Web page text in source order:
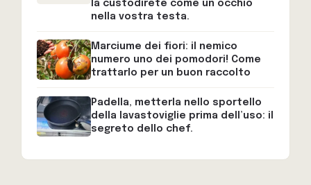
la custodirete come un occhio
nella vostra testa.
Marciume dei fiori: il nemico
numero uno dei pomodori! Come
trattarlo per un buon raccolto
Padella, metterla nello sportello
della lavastoviglie prima dell’uso: il
segreto dello chef.